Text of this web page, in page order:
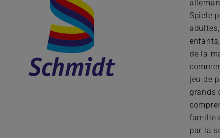
Spiele
de la
jeu de
grands
famille
par la